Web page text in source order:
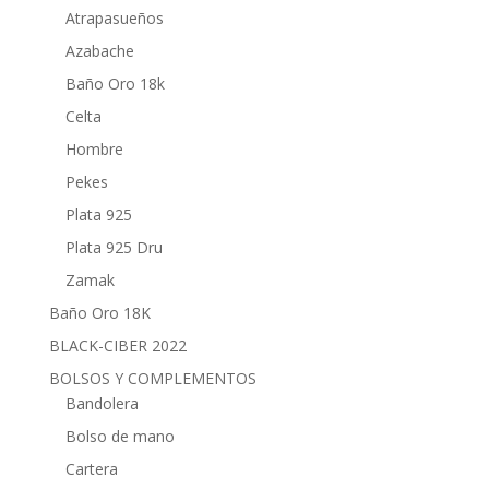
Atrapasueños
Azabache
Baño Oro 18k
Celta
Hombre
Pekes
Plata 925
Plata 925 Dru
Zamak
Baño Oro 18K
BLACK-CIBER 2022
BOLSOS Y COMPLEMENTOS
Bandolera
Bolso de mano
Cartera